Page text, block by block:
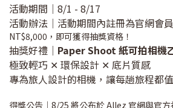
活動期間｜8/1 - 8/17
活動辦法｜活動期間內註冊為官網會
NT$8,000，即可獲得抽獎資格！
抽獎好禮｜ Paper Shoot 紙可拍相機
極致輕巧 ✕ 環保設計 ✕ 底片質感
專為旅人設計的相機，讓每趟旅程都
得獎公告｜8/25 將公布於 Allez 官網與官方